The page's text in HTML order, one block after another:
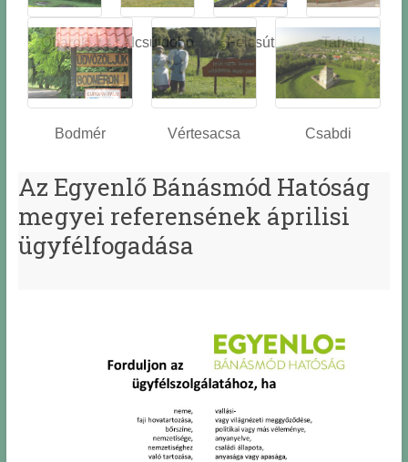
Óbarok
Alcsútdobo
z
Felcsút Tabajd
Bodmér Vértesacsa Csabdi
Az Egyenlő Bánásmód Hatóság
megyei referensének áprilisi
ügyfélfogadása